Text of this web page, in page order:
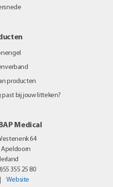
producten
bij jouw litteken?
Medical
64
Apeldoorn
355 25 80
Website